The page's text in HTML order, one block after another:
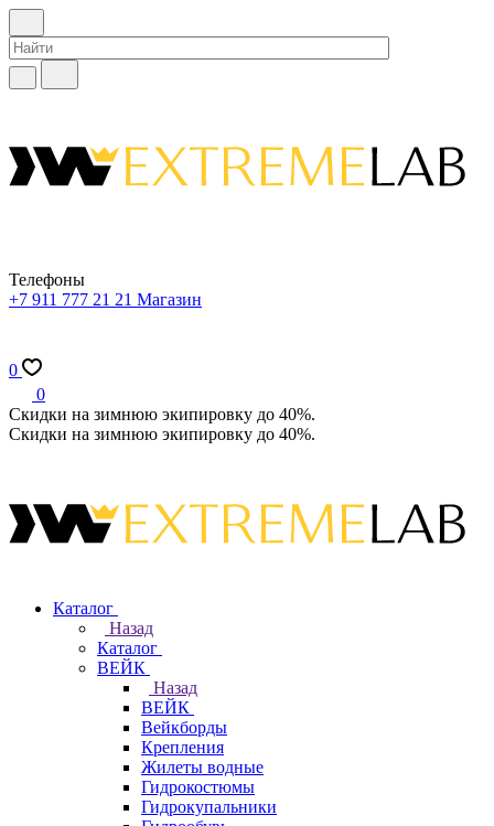
Телефоны
+7 911 777 21 21 Магазин
0
0
Скидки на зимнюю экипировку до 40%.
Скидки на зимнюю экипировку до 40%.
Каталог
Назад
Каталог
ВЕЙК
Назад
ВЕЙК
Вейкборды
Крепления
Жилеты водные
Гидрокостюмы
Гидрокупальники